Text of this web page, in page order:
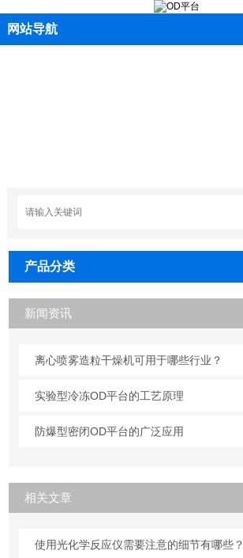
网站导航
产品分类
新闻资讯
离心喷雾造粒干燥机可用于哪些行业？
实验型冷冻OD平台的工艺原理
防爆型密闭OD平台的广泛应用
相关文章
使用光化学反应仪需要注意的细节有哪些？